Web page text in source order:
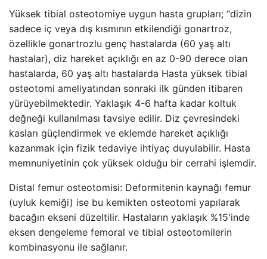
Yüksek tibial osteotomiye uygun hasta grupları; “dizin
sadece iç veya dış kısmının etkilendiği gonartroz,
özellikle gonartrozlu genç hastalarda (60 yaş altı
hastalar), diz hareket açıklığı en az 0-90 derece olan
hastalarda, 60 yaş altı hastalarda Hasta yüksek tibial
osteotomi ameliyatından sonraki ilk günden itibaren
yürüyebilmektedir. Yaklaşık 4-6 hafta kadar koltuk
değneği kullanılması tavsiye edilir. Diz çevresindeki
kasları güçlendirmek ve eklemde hareket açıklığı
kazanmak için fizik tedaviye ihtiyaç duyulabilir. Hasta
memnuniyetinin çok yüksek olduğu bir cerrahi işlemdir.
Distal femur osteotomisi: Deformitenin kaynağı femur
(uyluk kemiği) ise bu kemikten osteotomi yapılarak
bacağın ekseni düzeltilir. Hastaların yaklaşık %15'inde
eksen dengeleme femoral ve tibial osteotomilerin
kombinasyonu ile sağlanır.